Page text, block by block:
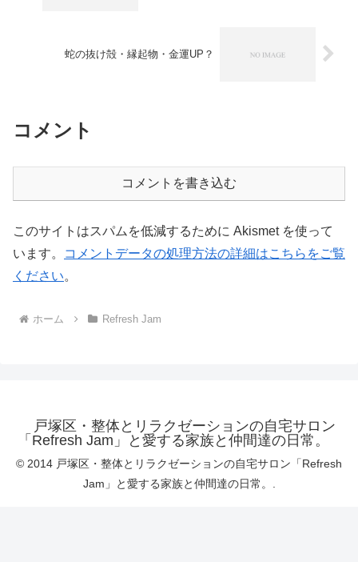
蛇の抜け殻・縁起物・金運UP？
コメント
コメントを書き込む
このサイトはスパムを低減するために Akismet を使って
います。
コメントデータの処理方法の詳細はこちらをご覧
ください。
ホーム Refresh Jam
戸塚区・整体とリラクゼーションの自宅サロン
「Refresh Jam」と愛する家族と仲間達の日常。
© 2014 戸塚区・整体とリラクゼーションの自宅サロン「Refresh
Jam」と愛する家族と仲間達の日常。.